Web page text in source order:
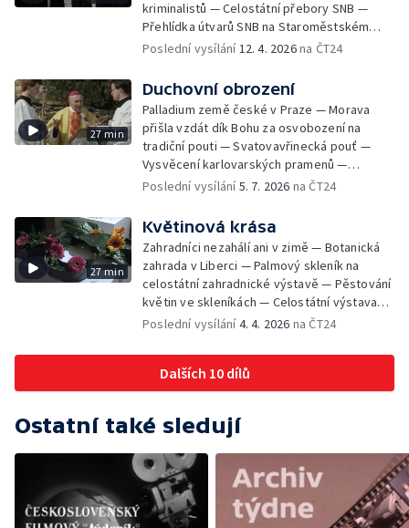
vojenská přehlídka ke 100. výročí vzniku
Československa
— Požár cukrovaru v Modřanech — Odstřel
starých domů na Národní třídě — Zničené
slovenské kostely — Delegace tvůrců
korze — Hlavní nádraží v Praze bude mít
novou odbavovací halu — Značkování
netopýrů v Herlíkovických štolách — Úprava
pražské parkové, sadové a sídlištní zeleně
— Testy na Železničním zkušebním okruhu
Cerhenice — Dubnový sníh na Šumavě
komplikuje práci silničářům — Přísaha
nových příslušníků Pohraniční stráže —
Výcvik jednotek Lidových milicí — Schůzka
prezidenta a premiéra o rozhovor nejen o
nadcházejících volbách — Generální tajemník
NATO v Praze a proces přijetí ČR — Povodeň
na Olomoucku — Povodeň na Mělnicku a
Litoměřicku — Umění do světa roznesly
kriminalistů — Celostátní přebory SNB —
Přehlídka útvarů SNB na Staroměstském
náměstí — Služební psi — Výcvikové
Poslední vysílání12. 4. 2026na ČT24
27 min
Duchovní obrození
Palladium země české v Praze — Morava
přišla vzdát dík Bohu za osvobození na
tradiční pouti — Svatovavřinecká pouť —
Vysvěcení karlovarských pramenů —
Vzpomínka poutníků na Elišku Přemyslovnu
33. pražský arcibiskup
Poslední vysílání5. 7. 2026 na ČT24
27 min
Květinová krása
Zahradníci nezahálí ani v zimě — Botanická
zahrada v Liberci — Palmový skleník na
celostátní zahradnické výstavě — Pěstování
květin ve skleníkách — Celostátní výstava
okrasného zahradnictví v Olomouci —
zemědělské školy — Pěstování konvalinek
— Celostátní výstava okrasného
zahradnictví v Olomouci — Prodejní
— Rododendrony v arboretu u Opavy —
labuti
Poslední vysílání4. 4. 2026 na ČT24
Dalších 10 dílů
Ostatní také sledují